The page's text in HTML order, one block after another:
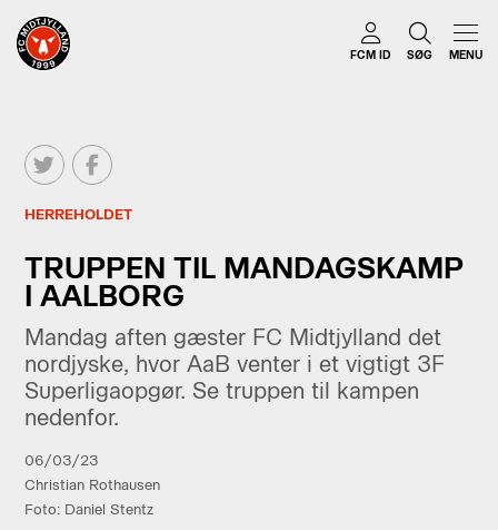
FCM ID SØG MENU
HERREHOLDET
TRUPPEN TIL MANDAGSKAMP
I AALBORG
Mandag aften gæster FC Midtjylland det
nordjyske, hvor AaB venter i et vigtigt 3F
Superligaopgør. Se truppen til kampen
nedenfor.
06/03/23
Christian Rothausen
Foto: Daniel Stentz